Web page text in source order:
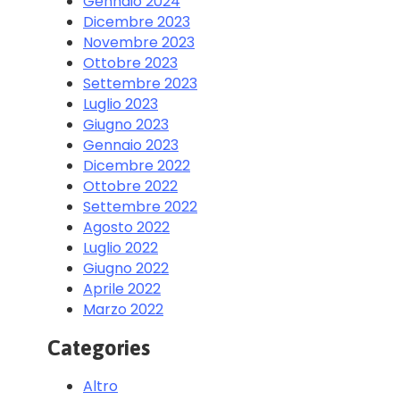
Dicembre 2023
Novembre 2023
Ottobre 2023
Settembre 2023
Luglio 2023
Giugno 2023
Gennaio 2023
Dicembre 2022
Ottobre 2022
Settembre 2022
Agosto 2022
Luglio 2022
Giugno 2022
Aprile 2022
Marzo 2022
Categories
Altro